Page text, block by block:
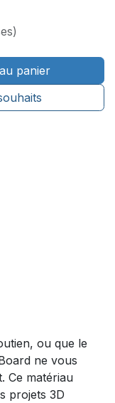
panier
ou que le
ne vous
Ce matériau
projets 3D